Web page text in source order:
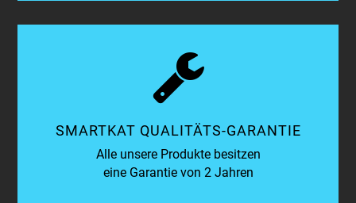
SMARTKAT QUALITÄTS-GARANTIE
Alle unsere Produkte besitzen
eine Garantie von 2 Jahren